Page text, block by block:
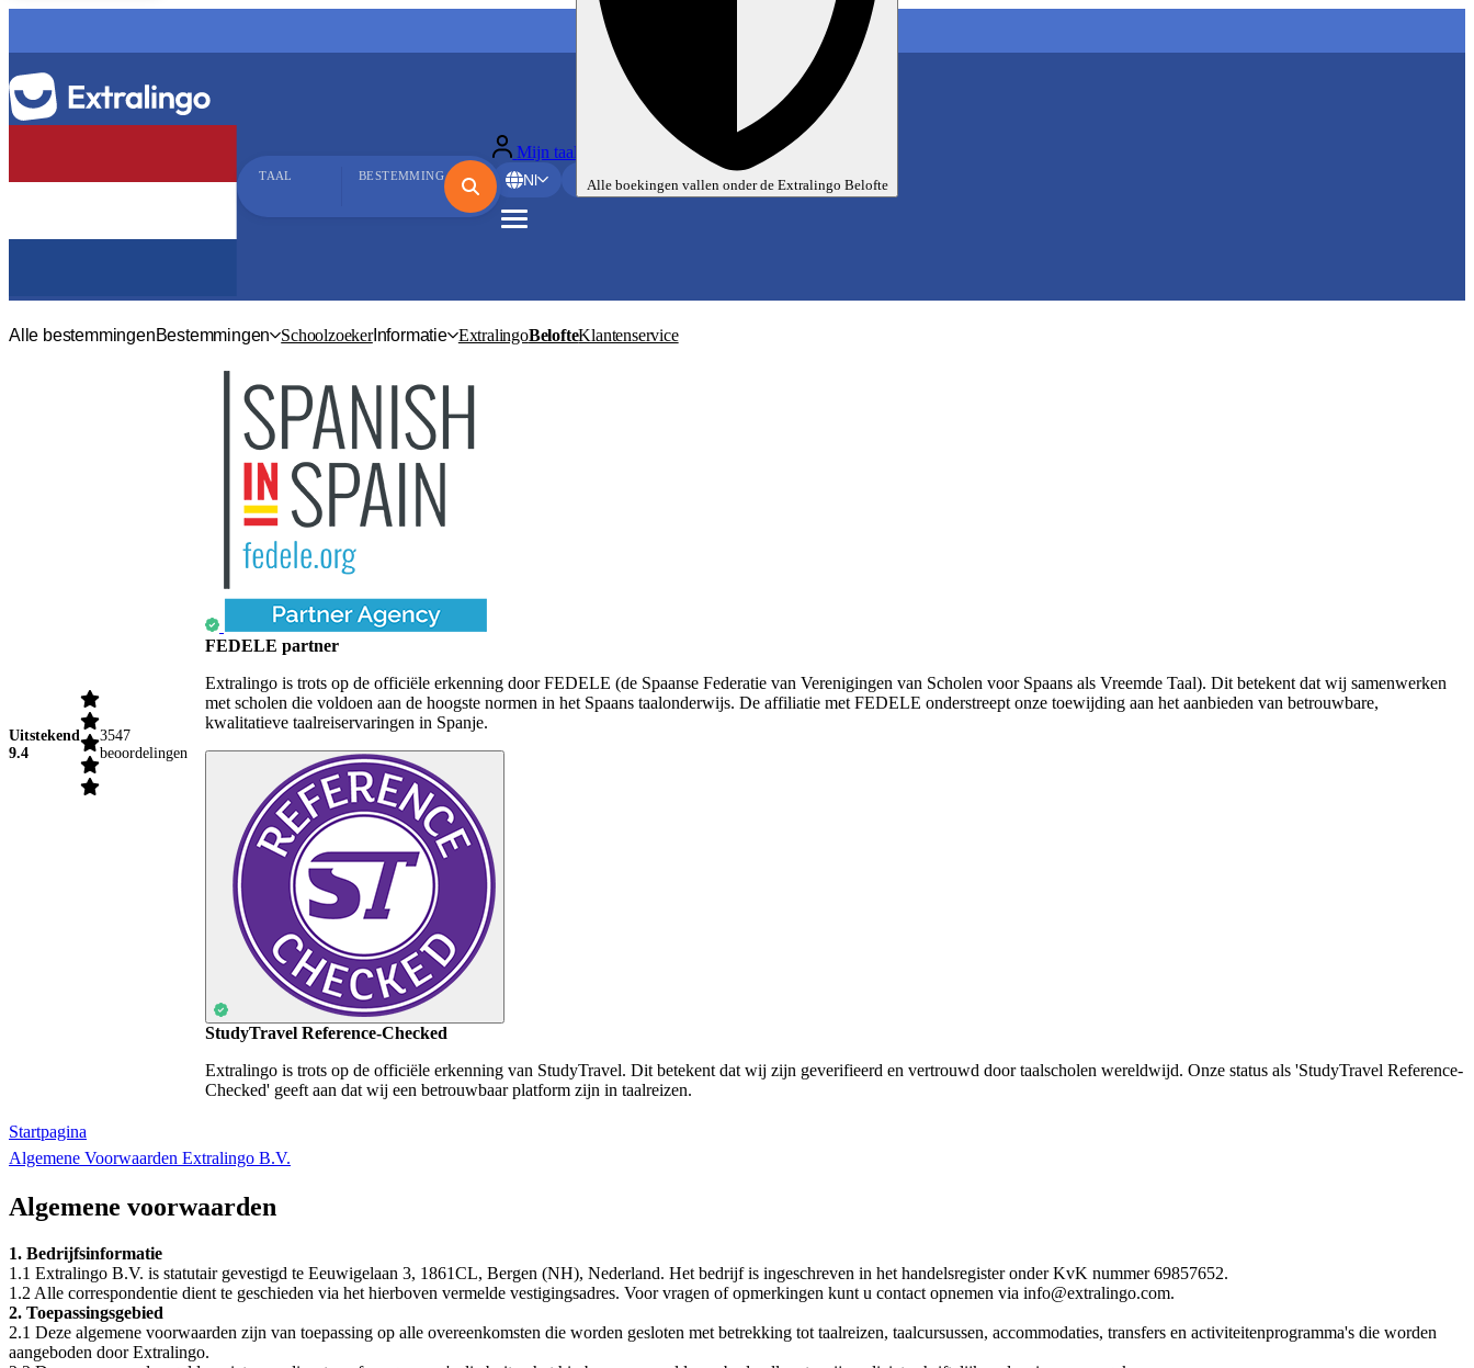
Alle boekingen vallen onder de Extralingo Belofte
TAAL BESTEMMING
Mijn taalreizen
Nl EUR
Alle bestemmingenBestemmingen SchoolzoekerInformatie ExtralingoBelofteKlantenservice
Uitstekend
9.4
3547
beoordelingen
FEDELE partner
Extralingo is trots op de officiële erkenning door FEDELE (de Spaanse Federatie van Verenigingen van Scholen voor Spaans als Vreemde Taal). Dit betekent dat wij samenwerken
met scholen die voldoen aan de hoogste normen in het Spaans taalonderwijs. De affiliatie met FEDELE onderstreept onze toewijding aan het aanbieden van betrouwbare,
kwalitatieve taalreiservaringen in Spanje.
StudyTravel Reference-Checked
Extralingo is trots op de officiële erkenning van StudyTravel. Dit betekent dat wij zijn geverifieerd en vertrouwd door taalscholen wereldwijd. Onze status als 'StudyTravel Reference-
Checked' geeft aan dat wij een betrouwbaar platform zijn in taalreizen.
Startpagina
Algemene Voorwaarden Extralingo B.V.
Algemene voorwaarden
1. Bedrijfsinformatie
1.1 Extralingo B.V. is statutair gevestigd te Eeuwigelaan 3, 1861CL, Bergen (NH), Nederland. Het bedrijf is ingeschreven in het handelsregister onder KvK nummer 69857652.
1.2 Alle correspondentie dient te geschieden via het hierboven vermelde vestigingsadres. Voor vragen of opmerkingen kunt u contact opnemen via info@extralingo.com.
2. Toepassingsgebied
2.1 Deze algemene voorwaarden zijn van toepassing op alle overeenkomsten die worden gesloten met betrekking tot taalreizen, taalcursussen, accommodaties, transfers en activiteitenprogramma's die worden
aangeboden door Extralingo.